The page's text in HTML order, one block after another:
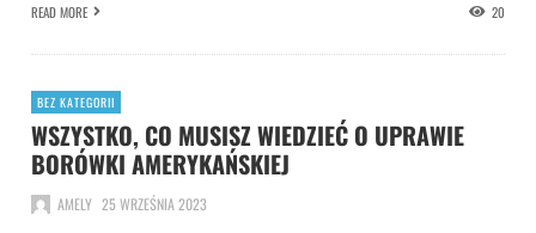
READ MORE 20
BEZ KATEGORII
WSZYSTKO, CO MUSISZ WIEDZIEĆ O UPRAWIE
BORÓWKI AMERYKAŃSKIEJ
AMELY 25 WRZEŚNIA 2023